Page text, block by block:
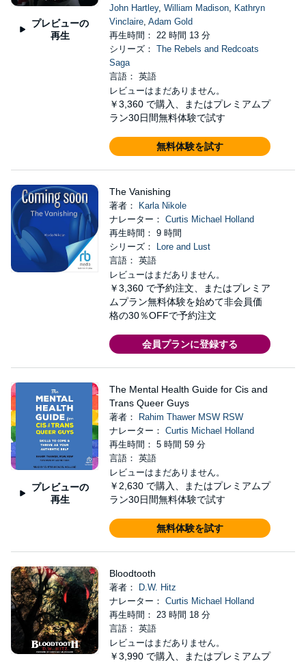
プレビューの
再生
John Hartley, William Madison, Kathryn
Vinclaire, Adam Gold
再生時間： 22 時間 13 分
シリーズ： The Rebels and Redcoats
Saga
言語： 英語
レビューはまだありません。
￥3,360 で購入、またはプレミアムプ
ラン30日間無料体験で試す
無料体験を試す
The Vanishing
著者：
Karla Nikole
ナレーター： Curtis Michael Holland
再生時間： 9 時間
シリーズ：
Lore and Lust
言語： 英語
レビューはまだありません。
￥3,360 で予約注文、またはプレミア
ムプラン無料体験を始めて非会員価
格の30％OFFで予約注文
会員プランに登録する
プレビューの
再生
The Mental Health Guide for Cis and
Trans Queer Guys
著者：
Rahim Thawer MSW RSW
ナレーター： Curtis Michael Holland
再生時間： 5 時間 59 分
言語： 英語
レビューはまだありません。
￥2,630 で購入、またはプレミアムプ
ラン30日間無料体験で試す
無料体験を試す
Bloodtooth
著者：
D.W. Hitz
ナレーター： Curtis Michael Holland
再生時間： 23 時間 18 分
言語： 英語
レビューはまだありません。
￥3,990 で購入、またはプレミアムプ